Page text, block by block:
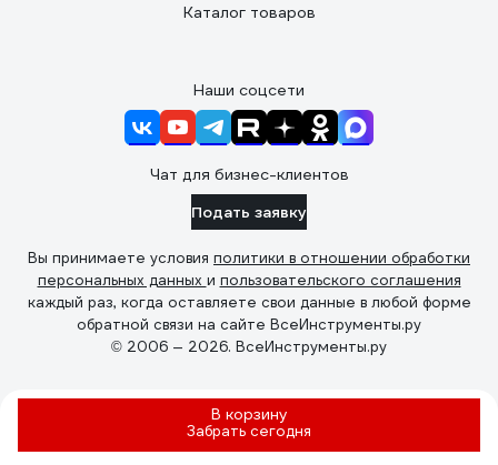
В корзину
Забрать сегодня
Каталог товаров
Наши соцсети
Чат для бизнес-клиентов
Подать заявку
Вы принимаете условия политики в отношении обработки
персональных данных и пользовательского соглашения
каждый раз, когда оставляете свои данные в любой форме
обратной связи на сайте ВсеИнструменты.ру
© 2006 — 2026. ВсеИнструменты.ру